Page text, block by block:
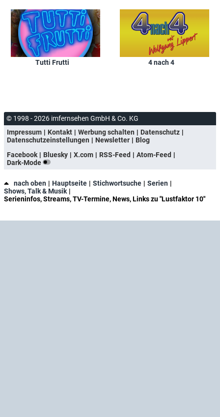
Tutti Frutti 4 nach 4
© 1998 - 2026 imfernsehen GmbH & Co. KG
Impressum
Kontakt Werbung schalten
Datenschutz
Datenschutzeinstellungen
Newsletter
Blog
Facebook
Bluesky X.com RSS-Feed
Atom-Feed
Dark-Mode
nach oben Hauptseite Stichwortsuche
Serien
Shows, Talk & Musik
Serieninfos, Streams, TV-Termine, News, Links zu "Lustfaktor 10"